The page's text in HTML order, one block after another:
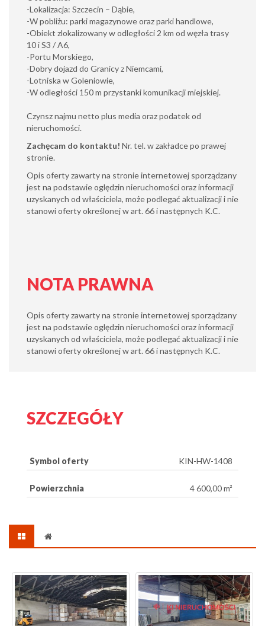
-Lokalizacja: Szczecin – Dąbie,
-W pobliżu: parki magazynowe oraz parki handlowe,
-Obiekt zlokalizowany w odległości 2 km od węzła trasy
10 i S3 / A6,
-Portu Morskiego,
-Dobry dojazd do Granicy z Niemcami,
-Lotniska w Goleniowie,
-W odległości 150 m przystanki komunikacji miejskiej.
Czynsz najmu netto plus media oraz podatek od
nieruchomości.
Zachęcam do kontaktu! Nr. tel. w zakładce po prawej
stronie.
Opis oferty zawarty na stronie internetowej sporządzany
jest na podstawie oględzin nieruchomości oraz informacji
uzyskanych od właściciela, może podlegać aktualizacji i nie
stanowi oferty określonej w art. 66 i następnych K.C.
NOTA PRAWNA
Opis oferty zawarty na stronie internetowej sporządzany
jest na podstawie oględzin nieruchomości oraz informacji
uzyskanych od właściciela, może podlegać aktualizacji i nie
stanowi oferty określonej w art. 66 i następnych K.C.
SZCZEGÓŁY
Symbol oferty KIN-HW-1408
Powierzchnia 4 600,00 m²